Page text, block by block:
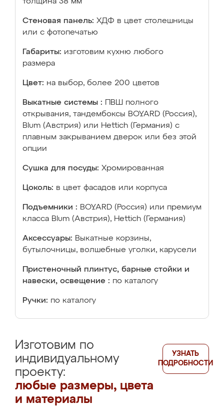
Стеновая панель: ХДФ в цвет столешницы
или с фотопечатью
Габариты: изготовим кухню любого
размера
Цвет: на выбор, более 200 цветов
Выкатные системы :
ПВШ полного
открывания, тандембоксы BOYARD (Россия),
Blum (Австрия) или Hettich (Германия) с
плавным закрыванием дверок или без этой
опции
Сушка для посуды: Хромированная
Цоколь: в цвет фасадов или корпуса
Подъемники : BOYARD (Россия) или премиум
класса Blum (Австрия), Hettich (Германия)
Аксессуары: Выкатные корзины,
бутылочницы, волшебные уголки, карусели
Пристеночный плинтус, барные стойки и
навески, освещение : по каталогу
Ручки: по каталогу
Изготовим по
индивидуальному
проекту:
любые размеры, цвета
и материалы
УЗНАТЬ
ПОДРОБНОСТИ